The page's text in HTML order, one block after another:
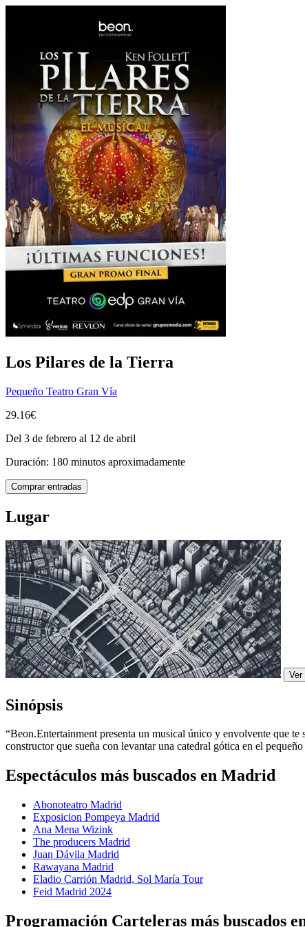
Los Pilares de la Tierra
Pequeño Teatro Gran Vía
29.16€
Del 3 de febrero al 12 de abril
Duración: 180 minutos aproximadamente
Comprar entradas
Lugar
Ver
Sinópsis
“Beon.Entertainment presenta un musical único y envolvente que
constructor que sueña con levantar una catedral gótica en el
Espectáculos más buscados en Madrid
Abonoteatro Madrid
Exposicion Pompeya Madrid
Ana Mena Wizink
The producers Madrid
Juan Dávila Madrid
Rawayana Madrid
Eladio Carrión Madrid, Sol María Tour
Feid Madrid 2024
Programación Carteleras más buscados